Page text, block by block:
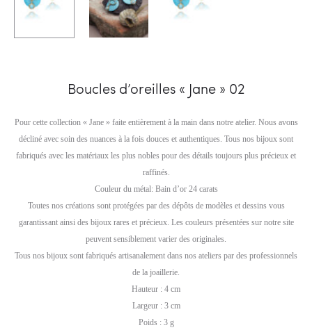
Boucles d’oreilles « Jane » 02
Pour cette collection « Jane » faite entièrement à la main dans notre atelier. Nous avons
décliné avec soin des nuances à la fois douces et authentiques. Tous nos bijoux sont
fabriqués avec les matériaux les plus nobles pour des détails toujours plus précieux et
raffinés.
Couleur du métal: Bain d’or 24 carats
Toutes nos créations sont protégées par des dépôts de modèles et dessins vous
garantissant ainsi des bijoux rares et précieux. Les couleurs présentées sur notre site
peuvent sensiblement varier des originales.
Tous nos bijoux sont fabriqués artisanalement dans nos ateliers par des professionnels
de la joaillerie.
Hauteur : 4 cm
Largeur : 3 cm
Poids : 3 g